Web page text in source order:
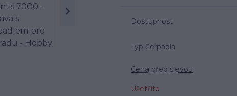
Dostupnost
Typ čerpadla
Cena před slevou
Ušetříte